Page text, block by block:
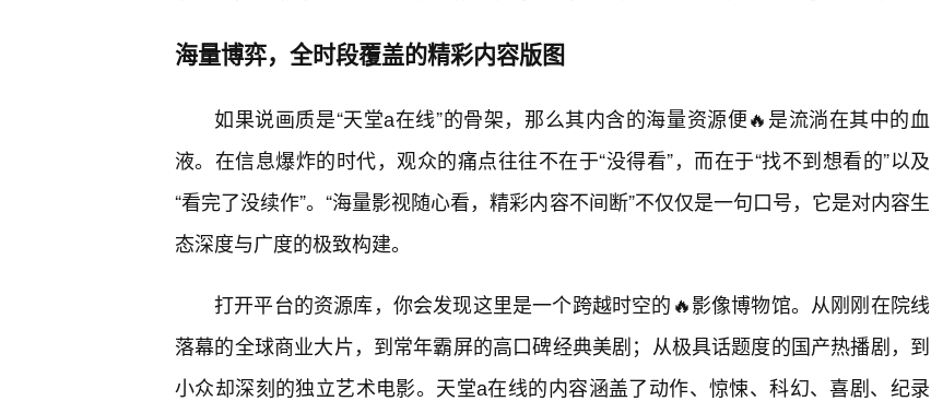
海量博弈，全时段覆盖的精彩内容版图
如果说画质是“天堂а在线”的骨架，那么其内含的海量资源便🔥是流淌在其中的血
液。在信息爆炸的时代，观众的痛点往往不在于“没得看”，而在于“找不到想看的”以及
“看完了没续作”。“海量影视随心看，精彩内容不间断”不仅仅是一句口号，它是对内容生
态深度与广度的极致构建。
打开平台的资源库，你会发现这里是一个跨越时空的🔥影像博物馆。从刚刚在院线
落幕的全球商业大片，到常年霸屏的高口碑经典美剧；从极具话题度的国产热播剧，到
小众却深刻的独立艺术电影。天堂а在线的内容涵盖了动作、惊悚、科幻、喜剧、纪录